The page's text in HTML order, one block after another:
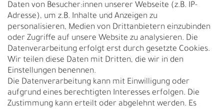
UNTERNEHMEN
Nachhaltigkeit
Kontakt
Über uns
Rückgabe
Gürtelgröße messen
Garantie
Daten von Besucher:innen unserer Webseite (z.B. IP-
Adresse), um z.B. Inhalte und Anzeigen zu
personalisieren, Medien von Drittanbietern einzubinden
oder Zugriffe auf unsere Website zu analysieren. Die
Datenverarbeitung erfolgt erst durch gesetzte Cookies.
Wir teilen diese Daten mit Dritten, die wir in den
Einstellungen benennen.
Die Datenverarbeitung kann mit Einwilligung oder
aufgrund eines berechtigten Interesses erfolgen. Die
Zustimmung kann erteilt oder abgelehnt werden. Es